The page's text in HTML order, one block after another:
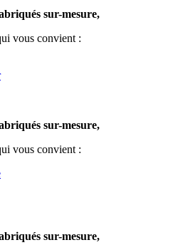
sur-mesure,
vous convient :
sur-mesure,
vous convient :
sur-mesure,